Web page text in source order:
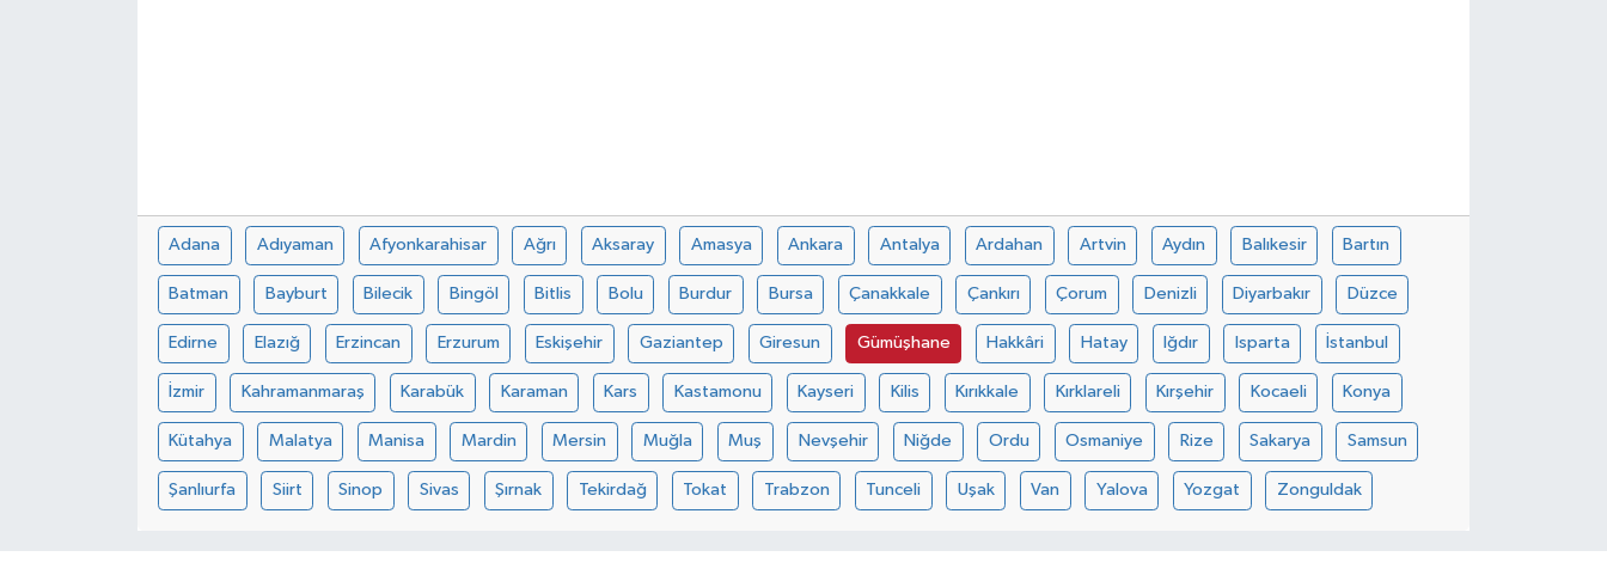
Adana Adıyaman Afyonkarahisar Ağrı Aksaray Amasya Ankara Antalya Ardahan Artvin Aydın Balıkesir Bartın
Batman Bayburt Bilecik Bingöl Bitlis Bolu Burdur Bursa Çanakkale Çankırı Çorum Denizli Diyarbakır Düzce
Edirne Elazığ Erzincan Erzurum Eskişehir Gaziantep Giresun Gümüşhane Hakkâri Hatay Iğdır Isparta İstanbul
İzmir Kahramanmaraş Karabük Karaman Kars Kastamonu Kayseri Kilis Kırıkkale Kırklareli Kırşehir Kocaeli Konya
Kütahya Malatya Manisa Mardin Mersin Muğla Muş Nevşehir Niğde Ordu Osmaniye Rize Sakarya Samsun
Şanlıurfa Siirt Sinop Sivas Şırnak Tekirdağ Tokat Trabzon Tunceli Uşak Van Yalova Yozgat Zonguldak